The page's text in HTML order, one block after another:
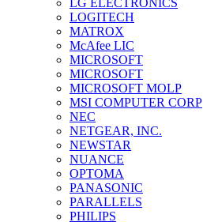
LOGITECH
MATROX
McAfee LIC
MICROSOFT
MICROSOFT
MICROSOFT MOLP
MSI COMPUTER CORP
NEC
NETGEAR, INC.
NEWSTAR
NUANCE
OPTOMA
PANASONIC
PARALLELS
PHILIPS